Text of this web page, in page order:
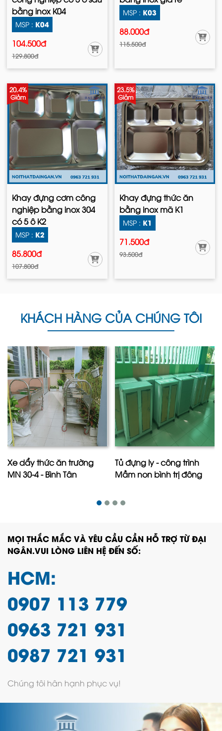
bằng inox K04
MSP : K04
104.500đ
129.800đ
MSP : K03
88.000đ
115.500đ
20.4%
Giảm
Khay đựng cơm công
nghiệp bằng inox 304
có 5 ô K2
MSP : K2
85.800đ
107.800đ
23.5%
Giảm
Khay đựng thức ăn
bằng inox mã K1
MSP : K1
71.500đ
93.500đ
KHÁCH HÀNG CỦA CHÚNG TÔI
Xe dẩy thức ăn trường
MN 30-4 - Bình Tân
Tủ đựng ly - công trình
Mầm non bình trị đông
MỌI THẮC MẮC VÀ YÊU CẦU CẦN HỖ TRỢ TỪ ĐẠI
NGÂN.VUI LÒNG LIÊN HỆ ĐẾN SỐ:
HCM:
0907 113 779
0963 721 931
0987 721 931
Chúng tôi hân hạnh phục vụ!